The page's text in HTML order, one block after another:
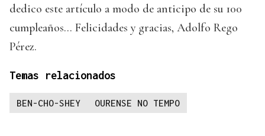
dedico este artículo a modo de anticipo de su 100
cumpleaños… Felicidades y gracias, Adolfo Rego
Pérez.
Temas relacionados
BEN-CHO-SHEY OURENSE NO TEMPO